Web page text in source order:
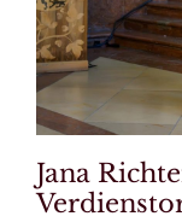
Jana